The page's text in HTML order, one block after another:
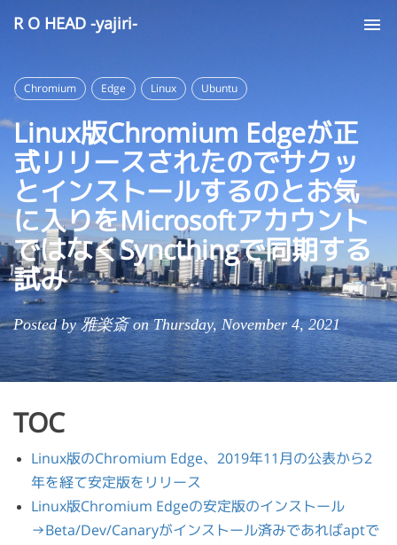
R O HEAD -yajiri-
Chromium Edge Linux Ubuntu
Linux版Chromium Edgeが正
式リリースされたのでサクッ
とインストールするのとお気
に入りをMicrosoftアカウント
ではなくSyncthingで同期する
試み
Posted by 雅楽斎 on Thursday, November 4, 2021
TOC
Linux版のChromium Edge、2019年11月の公表から2
年を経て安定版をリリース
Linux版Chromium Edgeの安定版のインストール
→Beta/Dev/Canaryがインストール済みであればaptで